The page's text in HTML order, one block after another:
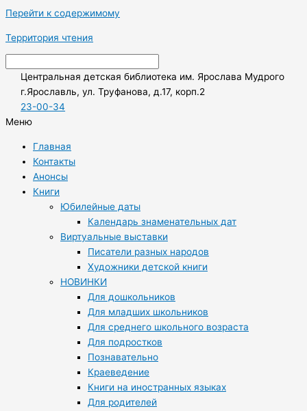
Перейти к содержимому
Территория чтения
Центральная детская библиотека им. Ярослава Мудрого
г.Ярославль, ул. Труфанова, д.17, корп.2
23-00-34
Меню
Главная
Контакты
Анонсы
Книги
Юбилейные даты
Календарь знаменательных дат
Виртуальные выставки
Писатели разных народов
Художники детской книги
НОВИНКИ
Для дошкольников
Для младших школьников
Для среднего школьного возраста
Для подростков
Познавательно
Краеведение
Книги на иностранных языках
Для родителей